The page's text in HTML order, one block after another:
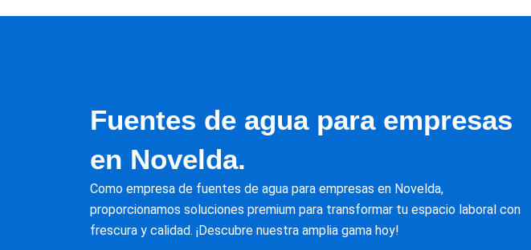
Fuentes de agua para empresas
en Novelda.
Como empresa de fuentes de agua para empresas en Novelda,
proporcionamos soluciones premium para transformar tu espacio laboral con
frescura y calidad. ¡Descubre nuestra amplia gama hoy!